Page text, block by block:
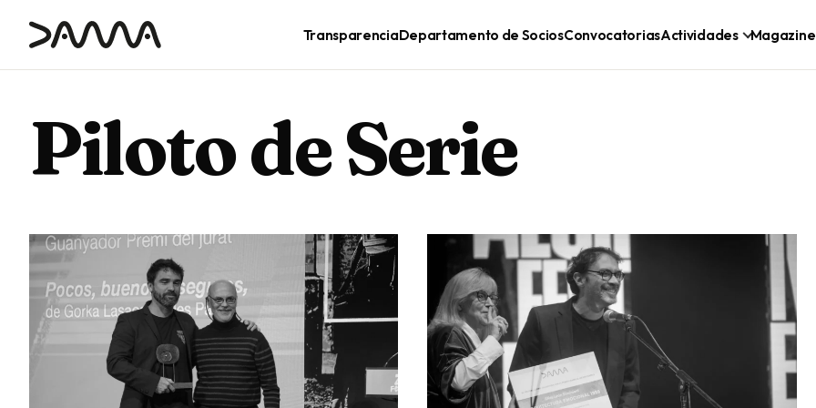
TransparenciaDepartamento de SociosConvocatoriasActividades Magazine
Piloto de Serie